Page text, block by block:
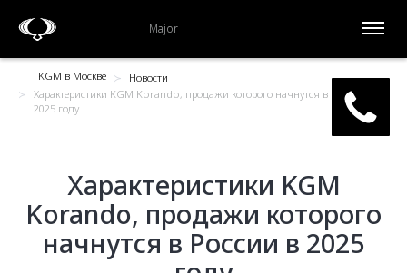
Major
KGM в Москве
Новости
Характеристики KGM Korando, продажи которого начнутся в России в
2025 году
Характеристики KGM
Korando, продажи которого
начнутся в России в 2025